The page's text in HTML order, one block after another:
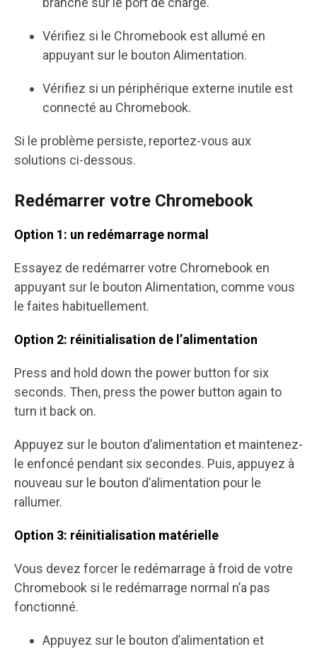
Vérifiez si le Chromebook est allumé en
appuyant sur le bouton Alimentation.
Vérifiez si un périphérique externe inutile est
connecté au Chromebook.
Si le problème persiste, reportez-vous aux
solutions ci-dessous.
Redémarrer votre Chromebook
Option 1: un redémarrage normal
Essayez de redémarrer votre Chromebook en
appuyant sur le bouton Alimentation, comme vous
le faites habituellement.
Option 2: réinitialisation de l’alimentation
Press and hold down the power button for six
seconds. Then, press the power button again to
turn it back on.
Appuyez sur le bouton d’alimentation et maintenez-
le enfoncé pendant six secondes. Puis, appuyez à
nouveau sur le bouton d’alimentation pour le
rallumer.
Option 3: réinitialisation matérielle
Vous devez forcer le redémarrage à froid de votre
Chromebook si le redémarrage normal n’a pas
fonctionné.
Appuyez sur le bouton d’alimentation et